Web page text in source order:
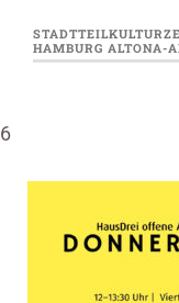
HAMBURG ALTONA-
6